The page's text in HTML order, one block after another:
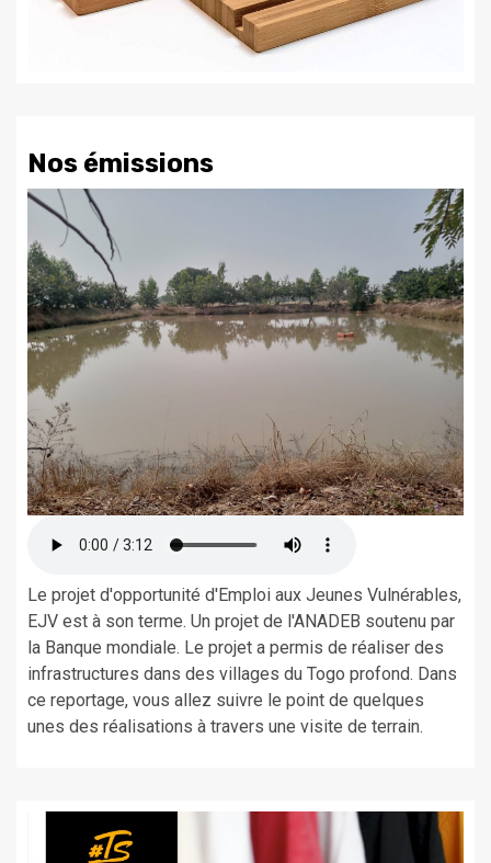
Nos émissions
Le projet d'opportunité d'Emploi aux Jeunes Vulnérables,
EJV est à son terme. Un projet de l'ANADEB soutenu par
la Banque mondiale. Le projet a permis de réaliser des
infrastructures dans des villages du Togo profond. Dans
ce reportage, vous allez suivre le point de quelques
unes des réalisations à travers une visite de terrain.